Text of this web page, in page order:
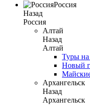
Россия
Назад
Россия
Алтай
Назад
Алтай
Туры
Новый
Архангельск
Назад
Архангельск